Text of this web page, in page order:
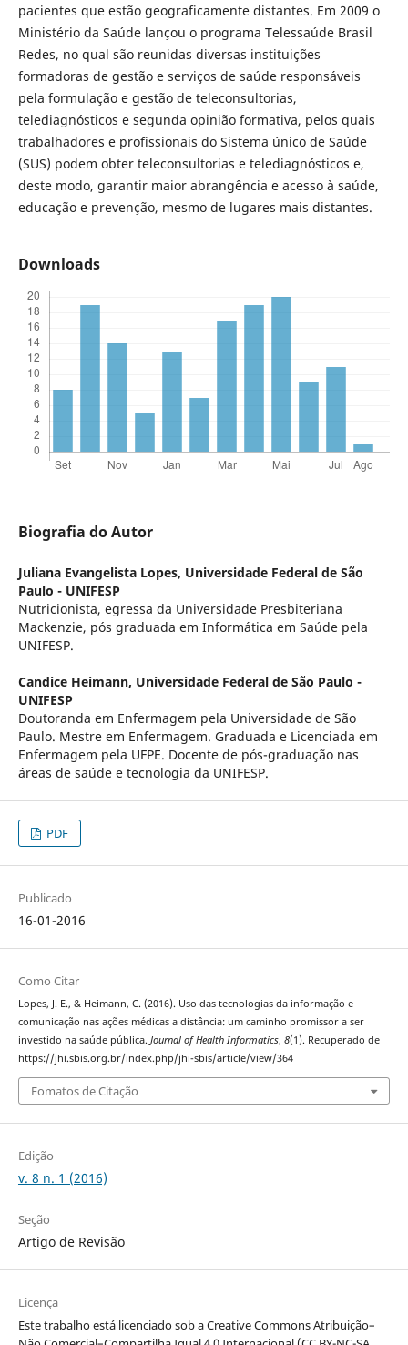
pacientes que estão geograficamente distantes. Em 2009 o
Ministério da Saúde lançou o programa Telessaúde Brasil
Redes, no qual são reunidas diversas instituições
formadoras de gestão e serviços de saúde responsáveis
pela formulação e gestão de teleconsultorias,
telediagnósticos e segunda opinião formativa, pelos quais
trabalhadores e profissionais do Sistema único de Saúde
(SUS) podem obter teleconsultorias e telediagnósticos e,
deste modo, garantir maior abrangência e acesso à saúde,
educação e prevenção, mesmo de lugares mais distantes.
Downloads
Biografia do Autor
Juliana Evangelista Lopes, Universidade Federal de São
Paulo - UNIFESP
Nutricionista, egressa da Universidade Presbiteriana
Mackenzie, pós graduada em Informática em Saúde pela
UNIFESP.
Candice Heimann, Universidade Federal de São Paulo -
UNIFESP
Doutoranda em Enfermagem pela Universidade de São
Paulo. Mestre em Enfermagem. Graduada e Licenciada em
Enfermagem pela UFPE. Docente de pós-graduação nas
áreas de saúde e tecnologia da UNIFESP.
PDF
Publicado
16-01-2016
Como Citar
Lopes, J. E., & Heimann, C. (2016). Uso das tecnologias da informação e
comunicação nas ações médicas a distância: um caminho promissor a ser
investido na saúde pública. Journal of Health Informatics, 8(1). Recuperado de
https://jhi.sbis.org.br/index.php/jhi-sbis/article/view/364
Fomatos de Citação
Edição
v. 8 n. 1 (2016)
Seção
Artigo de Revisão
Licença
Este trabalho está licenciado sob a Creative Commons Atribuição–